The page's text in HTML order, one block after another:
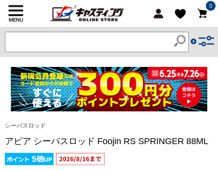
0
シーバスロッド
アピア シーバスロッド Foojin RS SPRINGER 88ML